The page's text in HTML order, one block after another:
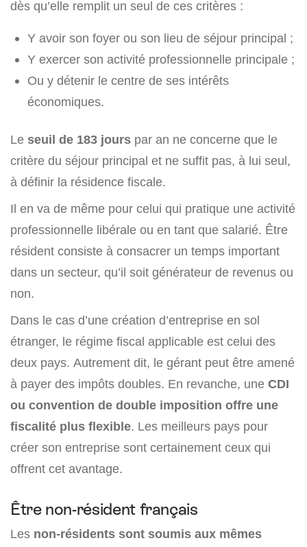
dès qu’elle remplit un seul de ces critères :
Y avoir son foyer ou son lieu de séjour principal ;
Y exercer son activité professionnelle principale ;
Ou y détenir le centre de ses intérêts
économiques.
Le seuil de 183 jours par an ne concerne que le
critère du séjour principal et ne suffit pas, à lui seul,
à définir la résidence fiscale.
Il en va de même pour celui qui pratique une activité
professionnelle libérale ou en tant que salarié. Être
résident consiste à consacrer un temps important
dans un secteur, qu’il soit générateur de revenus ou
non.
Dans le cas d’une création d’entreprise en sol
étranger, le régime fiscal applicable est celui des
deux pays. Autrement dit, le gérant peut être amené
à payer des impôts doubles. En revanche, une CDI
ou convention de double imposition offre une
fiscalité plus flexible. Les meilleurs pays pour
créer son entreprise sont certainement ceux qui
offrent cet avantage.
Être non-résident français
Les non-résidents sont soumis aux mêmes